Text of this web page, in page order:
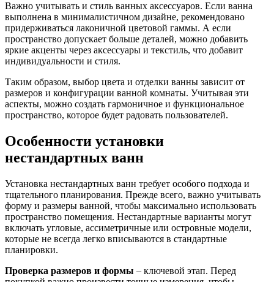
Важно учитывать и стиль ванных аксессуаров. Если ванна
выполнена в минималистичном дизайне, рекомендовано
придерживаться лаконичной цветовой гаммы. А если
пространство допускает больше деталей, можно добавить
яркие акценты через аксессуары и текстиль, что добавит
индивидуальности и стиля.
Таким образом, выбор цвета и отделки ванны зависит от
размеров и конфигурации ванной комнаты. Учитывая эти
аспекты, можно создать гармоничное и функциональное
пространство, которое будет радовать пользователей.
Особенности установки
нестандартных ванн
Установка нестандартных ванн требует особого подхода и
тщательного планирования. Прежде всего, важно учитывать
форму и размеры ванной, чтобы максимально использовать
пространство помещения. Нестандартные варианты могут
включать угловые, ассиметричные или островные модели,
которые не всегда легко вписываются в стандартные
планировки.
Проверка размеров и формы – ключевой этап. Перед